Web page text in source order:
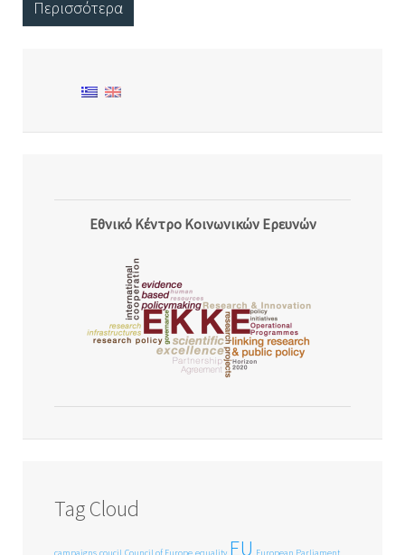
Περισσότερα
Εθνικό Κέντρο Κοινωνικών Ερευνών
Tag Cloud
EU